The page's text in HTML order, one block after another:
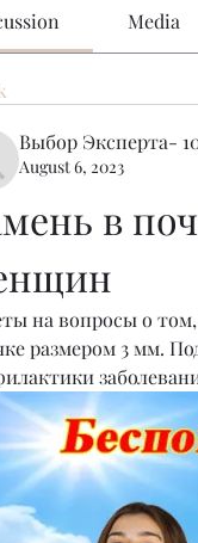
Media
Выбор Эксперта-
August 6, 2023
в
на вопросы о
размером 3 мм.